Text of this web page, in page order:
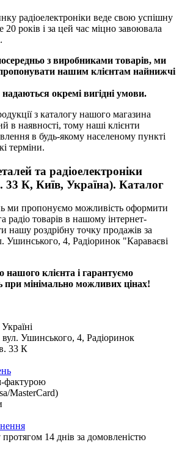
радіоелектроніки веде свою успішну
20 років і за цей час міцно завоювала
з виробниками товарів, ми
нашим клієнтам найнижчі
окремі вигідні умови.
з каталогу нашого магазина
в наявності, тому наші клієнти
в будь-якому населеному пункті
терміни.
та радіоелектроніки
33 К, Київ, Україна). Каталог
ми пропонуємо можливість оформити
радіо товарів в нашому інтернет-
нашу роздрібну точку продажів за
Ушинського, 4, Радіоринок "Караваєві
клієнта і гарантуємо
при мінімально можливих цінах!
Ушинського, 4, Радіоринок
33 К
фактурою
MasterCard)
14 днів за домовленістю